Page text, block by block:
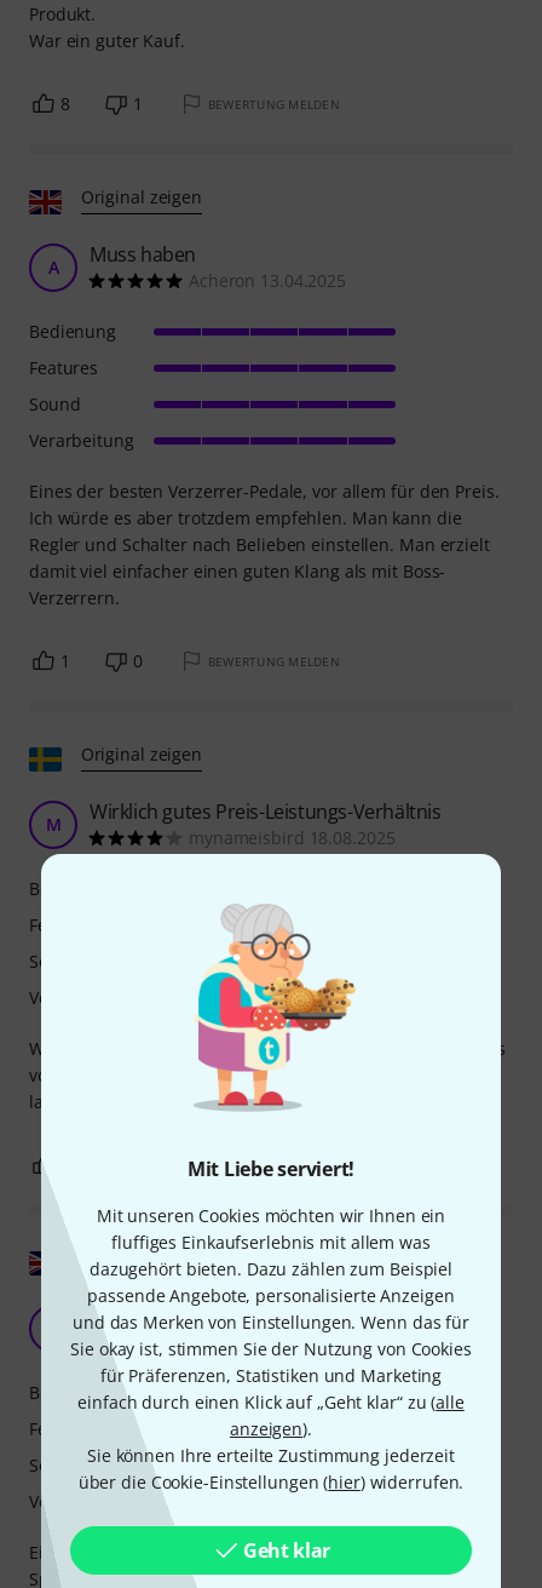
Mit Liebe serviert!
Mit unseren Cookies möchten wir Ihnen ein
fluffiges Einkaufserlebnis mit allem was
dazugehört bieten. Dazu zählen zum Beispiel
passende Angebote, personalisierte Anzeigen
und das Merken von Einstellungen. Wenn das für
Sie okay ist, stimmen Sie der Nutzung von Cookies
für Präferenzen, Statistiken und Marketing
einfach durch einen Klick auf „Geht klar“ zu (alle
anzeigen).
Sie können Ihre erteilte Zustimmung jederzeit
über die Cookie-Einstellungen (hier) widerrufen.
Geht klar
Produkt.
War ein guter Kauf.
8 1 BEWERTUNG MELDEN
Original zeigen
A Muss haben
Acheron 13.04.2025
Eines der besten Verzerrer-Pedale, vor allem für den Preis.
Ich würde es aber trotzdem empfehlen. Man kann die
Regler und Schalter nach Belieben einstellen. Man erzielt
damit viel einfacher einen guten Klang als mit Boss-
Verzerrern.
Bedienung
Features
Sound
Verarbeitung
1 0 BEWERTUNG MELDEN
Original zeigen
M Wirklich gutes Preis-Leistungs-Verhältnis
mynameisbird 18.08.2025
Wirklich gutes Preamp-Pedal für so wenig Geld. Ich habe es
vor einem Blackstar Amped 1 Power-Verstärker laufen
lassen, wirklich guter High-Gain-Sound.
Bedienung
Features
Sound
Verarbeitung
BEWERTUNG MELDEN
Original zeigen
Kraftvolle Bremsgeräusche.
Chiche 04.02.2025
Eine preiswerte Wahl, um zu Hause oder im Studio etwas
Spaß zu haben. Joyo sorgt immer für einen Hauch von
Bedienung
Features
Sound
Verarbeitung